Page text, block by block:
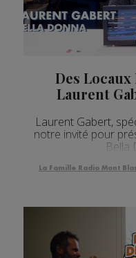
Des Locaux
Laurent
Laurent Gabert,
notre invité pour
Bella
La Famille Radio Mont